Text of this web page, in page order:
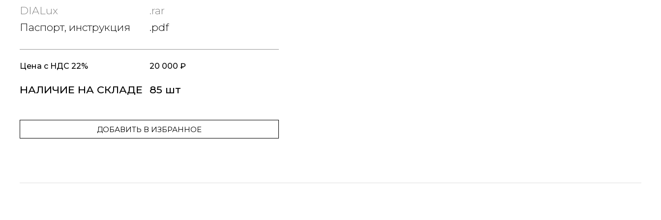
DIALux
.rar
Паспорт, инструкция
.pdf
Цена с НДС 22% 20 000 ₽
НАЛИЧИЕ НА СКЛАДЕ 85 шт
ДОБАВИТЬ В ИЗБРАННОЕ